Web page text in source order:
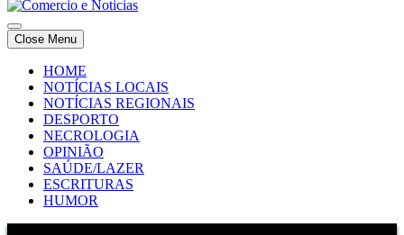
Comercio e Noticias
Notícias e Publicidade Online
Comercio e Noticias
Notícias e Publicidade Online
Close Menu
HOME
NOTÍCIAS LOCAIS
NOTÍCIAS REGIONAIS
DESPORTO
NECROLOGIA
OPINIÃO
SAÚDE/LAZER
ESCRITURAS
HUMOR